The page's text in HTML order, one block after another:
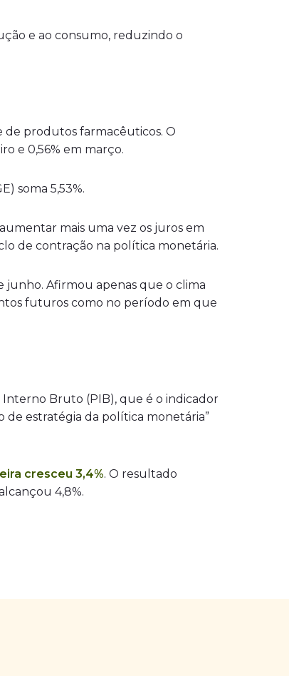
e ao consumo, reduzindo o
de produtos farmacêuticos. O
e 0,56% em março.
soma 5,53%.
mais uma vez os juros em
de contração na política monetária.
junho. Afirmou apenas que o clima
futuros como no período em que
Bruto (PIB), que é o indicador
de estratégia da política monetária”
cresceu 3,4%. O resultado
4,8%.